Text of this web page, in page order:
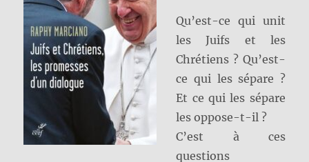
Qu’est-ce qui unit
les Juifs et les
Chrétiens ? Qu’est-
ce qui les sépare ?
Et ce qui les sépare
les oppose-t-il ?
C’est à ces
questions